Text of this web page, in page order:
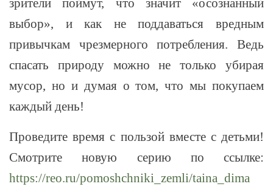
выбор», и как не поддаваться вредным
привычкам чрезмерного потребления. Ведь
спасать природу можно не только убирая
мусор, но и думая о том, что мы покупаем
каждый день!
Проведите время с пользой вместе с детьми!
Смотрите новую серию по ссылке:
https://reo.ru/pomoshchniki_zemli/taina_dima